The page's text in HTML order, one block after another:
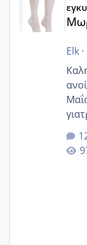
Elk·
Μαΐου εγώ είμαι 9